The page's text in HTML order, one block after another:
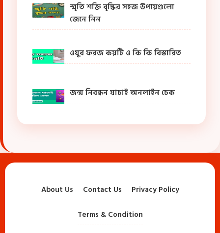
স্মৃতি শক্তি বৃদ্ধির সহজ উপায়গুলো
জেনে নিন
ওযুর ফরজ কয়টি ও কি কি বিস্তারিত
জন্ম নিবন্ধন যাচাই অনলাইন চেক
About Us Contact Us Privacy Policy
Terms & Condition